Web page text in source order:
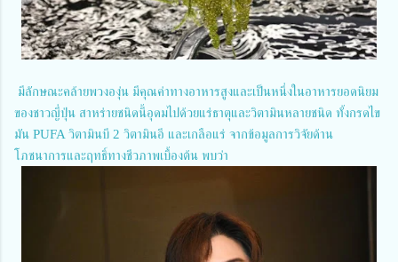
มีลักษณะคล้ายพวงองุ่น มีคุณค่าทางอาหารสูงและเป็นหนึ่งในอาหารยอดนิยม
ของชาวญี่ปุ่น สาหร่ายชนิดนี้อุดมไปด้วยแร่ธาตุและวิตามินหลายชนิด ทั้งกรดไข
มัน PUFA วิตามินบี 2 วิตามินอี และเกลือแร่ จากข้อมูลการวิจัยด้าน
โภชนาการและฤทธิ์ทางชีวภาพเบื้องต้น พบว่า